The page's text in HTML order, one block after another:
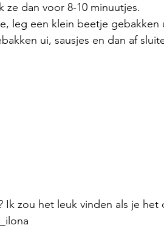
dan voor 8-10 minuutjes.
leg een klein beetje gebakken
ui, sausjes en dan af
Ik zou het leuk vinden als je het